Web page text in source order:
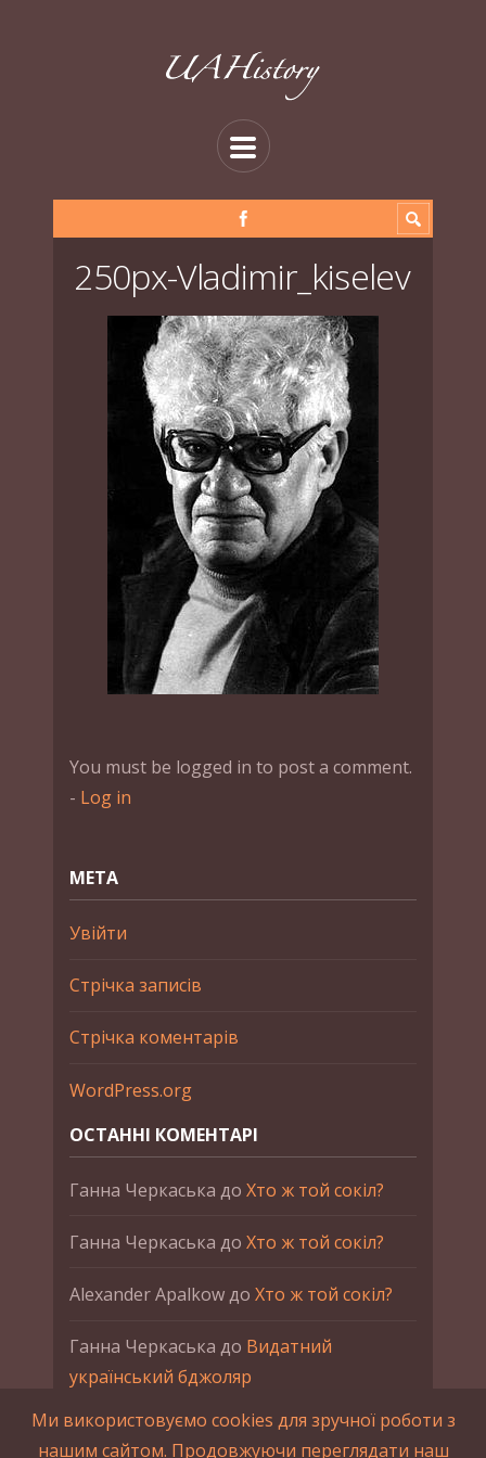
250px-Vladimir_kiselev
You must be logged in to post a comment.
- Log in
МЕТА
Увійти
Стрічка записів
Стрічка коментарів
WordPress.org
ОСТАННІ КОМЕНТАРІ
Ганна Черкаська до Хто ж той сокіл?
Ганна Черкаська до Хто ж той сокіл?
Alexander Apalkowдо Хто ж той сокіл?
Ганна Черкаська до Видатний
український бджоляр
Ганна ЧеркаськадоПетро Франко
Ми використовуємо cookies для зручної роботи з
нашим сайтом. Продовжуючи переглядати наш